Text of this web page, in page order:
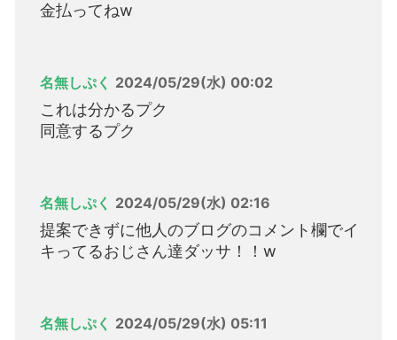
金払ってねw
名無しぷく 2024/05/29(水) 00:02
これは分かるプク
同意するプク
名無しぷく 2024/05/29(水) 02:16
提案できずに他人のブログのコメント欄でイ
キってるおじさん達ダッサ！！w
名無しぷく 2024/05/29(水) 05:11